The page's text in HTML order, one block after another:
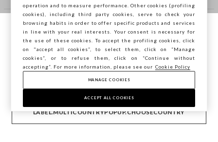
FIRMA
KONTAKTY
Copyright © Ovs S.p.A. P.Iva 04240010274 - Cap. Soc.
290.923.470 -2.4.0
Przeglądasz STEFANEL Italia, chcesz
zapisać swoją lokalizację?
POTWIERDŹ
LABEL.MULTICOUNTRYPOPUP.CHOOSECOUNTRY
footer.item.country Polska
operation and to measure performance. Other cookies (profiling
cookies), including third party cookies, serve to check your
browsing habits in order to offer specific products and services
in line with your real interests. Your consent is necessary for
the use of these cookies. To accept the profiling cookies, click
on "accept all cookies”, to select them, click on “Manage
cookies”, or to refuse them, click on “Continue without
accepting”. For more information, please see our Cookie Policy
MANAGE COOKIES
ACCEPT ALL COOKIES